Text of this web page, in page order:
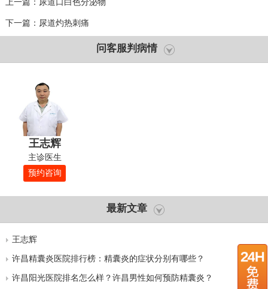
上一篇： 尿道口白色分泌物
下一篇： 尿道灼热刺痛
问客服判病情
王志辉
主诊医生
预约咨询
最新文章
王志辉
许昌精囊炎医院排行榜：精囊炎的症状分别有哪些？
许昌阳光医院排名怎么样？许昌男性如何预防精囊炎？